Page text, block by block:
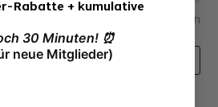
Bewertungen
Filter
Rabatte + kumulative
30 Minuten! ⏰
neue Mitglieder)